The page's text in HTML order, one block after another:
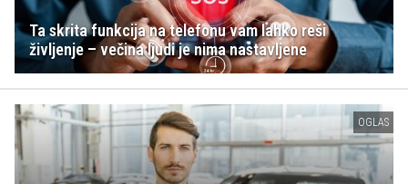
Ta skrita funkcija na telefonu vam lahko reši
življenje – večina ljudi je nima nastavljene
OGLAS